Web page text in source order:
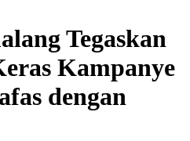
Tegaskan
Kampanye
dengan